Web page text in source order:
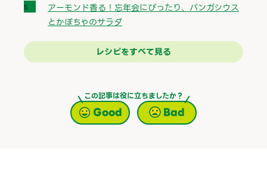
アーモンド香る！忘年会にぴったり、パンガシウス
とかぼちゃのサラダ
レシピをすべて見る
この記事は役に立ちましたか？
Good Bad